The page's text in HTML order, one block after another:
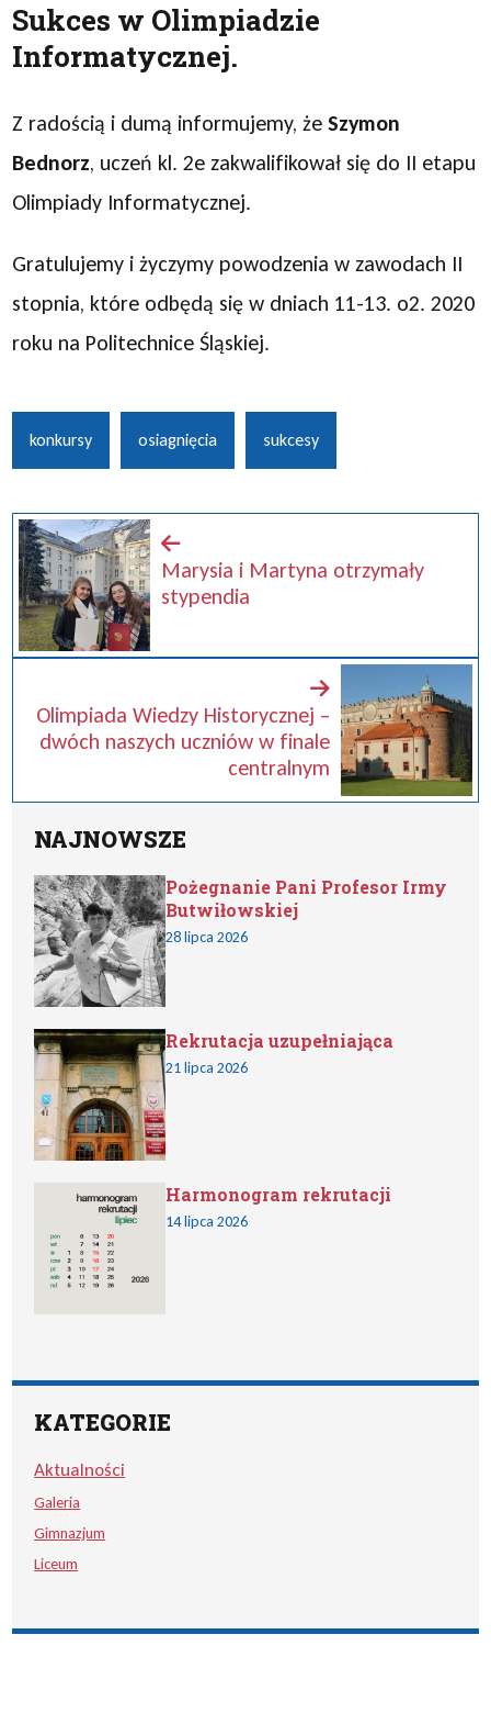
Sukces w Olimpiadzie
Informatycznej.
Z radością i dumą informujemy, że Szymon
Bednorz, uczeń kl. 2e zakwalifikował się do II etapu
Olimpiady Informatycznej.
Gratulujemy i życzymy powodzenia w zawodach II
stopnia, które odbędą się w dniach 11-13. o2. 2020
roku na Politechnice Śląskiej.
konkursy osiagnięcia sukcesy
Marysia i Martyna otrzymały
stypendia
Olimpiada Wiedzy Historycznej –
dwóch naszych uczniów w finale
centralnym
NAJNOWSZE
Pożegnanie Pani Profesor Irmy
Butwiłowskiej
28 lipca 2026
Rekrutacja uzupełniająca
21 lipca 2026
Harmonogram rekrutacji
14 lipca 2026
KATEGORIE
Aktualności
Galeria
Gimnazjum
Liceum